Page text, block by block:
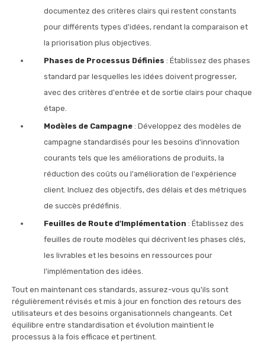
documentez des critères clairs qui restent constants
pour différents types d'idées, rendant la comparaison et
la priorisation plus objectives.
Phases de Processus Définies : Établissez des phases
standard par lesquelles les idées doivent progresser,
avec des critères d'entrée et de sortie clairs pour chaque
étape.
Modèles de Campagne : Développez des modèles de
campagne standardisés pour les besoins d'innovation
courants tels que les améliorations de produits, la
réduction des coûts ou l'amélioration de l'expérience
client. Incluez des objectifs, des délais et des métriques
de succès prédéfinis.
Feuilles de Route d'Implémentation : Établissez des
feuilles de route modèles qui décrivent les phases clés,
les livrables et les besoins en ressources pour
l'implémentation des idées.
Tout en maintenant ces standards, assurez-vous qu'ils sont
régulièrement révisés et mis à jour en fonction des retours des
utilisateurs et des besoins organisationnels changeants. Cet
équilibre entre standardisation et évolution maintient le
processus à la fois efficace et pertinent.